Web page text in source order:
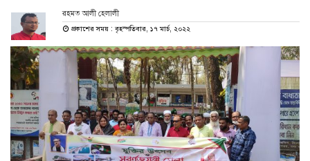
রহমত আলী হেলালী
প্রকাশের সময় : বৃহস্পতিবার, ১৭ মার্চ, ২০২২